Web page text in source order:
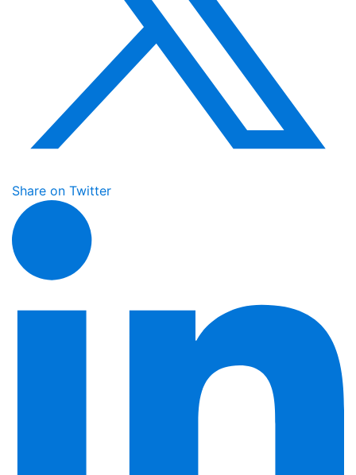
Share on Twitter